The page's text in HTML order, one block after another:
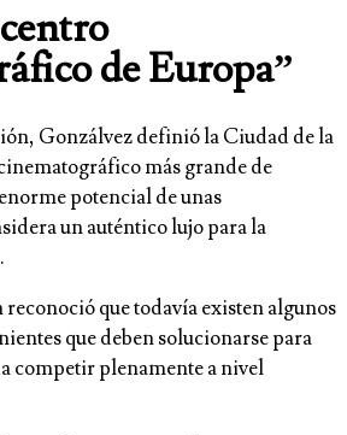
de Europa”
Gonzálvez definió la Ciudad de la
más grande de
potencial de unas
un auténtico lujo para la
que todavía existen algunos
que deben solucionarse para
competir plenamente a nivel